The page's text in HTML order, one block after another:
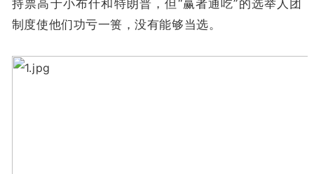
持票高于小布什和特朗普，但“赢者通吃”的选举人团
制度使他们功亏一篑，没有能够当选。